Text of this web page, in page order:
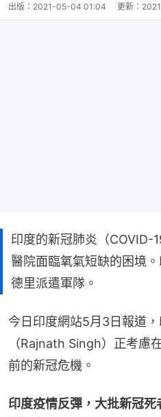
出版： 2021-05-04 01:04 更新：
印度的新冠肺炎（COVID-
醫院面臨氧氣短缺的困境
德里派遣軍隊。
今日印度網站5月3日報道
（Rajnath Singh）正考慮
前的新冠危機。
印度疫情反彈，大批新冠